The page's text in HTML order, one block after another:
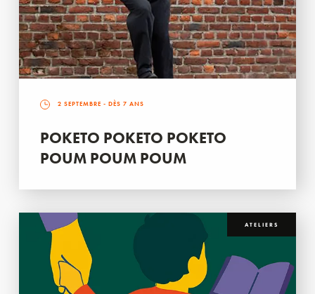
2 SEPTEMBRE - DÈS 7 ANS
POKETO POKETO POKETO
POUM POUM POUM
ATELIERS